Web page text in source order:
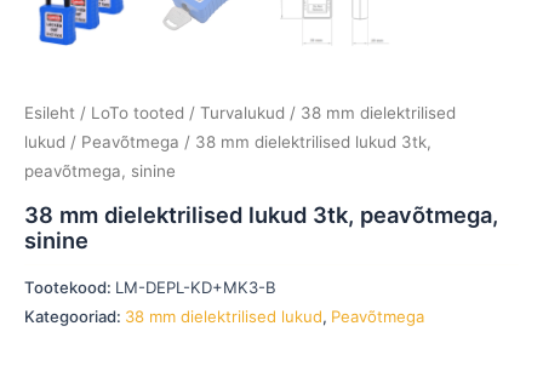
Esileht / LoTo tooted / Turvalukud / 38 mm dielektrilised
lukud / Peavõtmega / 38 mm dielektrilised lukud 3tk,
peavõtmega, sinine
38 mm dielektrilised lukud 3tk, peavõtmega,
sinine
Tootekood: LM-DEPL-KD+MK3-B
Kategooriad: 38 mm dielektrilised lukud, Peavõtmega